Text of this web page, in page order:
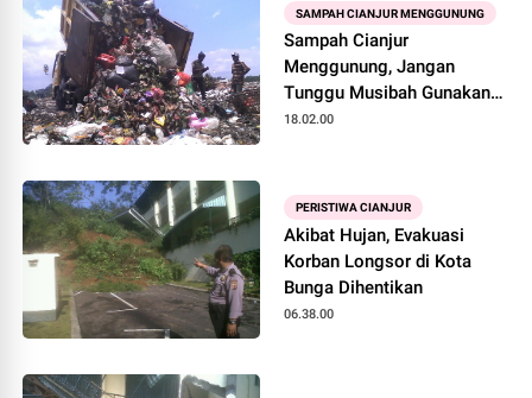
SAMPAH CIANJUR MENGGUNUNG
Sampah Cianjur
Menggunung, Jangan
Tunggu Musibah Gunakan
Tips Ini
18.02.00
PERISTIWA CIANJUR
Akibat Hujan, Evakuasi
Korban Longsor di Kota
Bunga Dihentikan
06.38.00